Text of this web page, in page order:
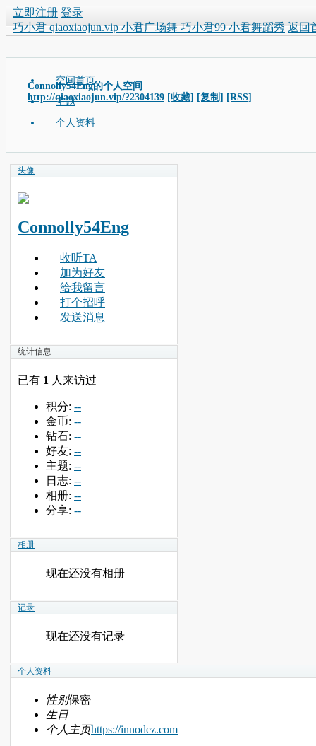
立即注册 登录
巧小君 qiaoxiaojun.vip 小君广场舞 巧小君99 小君舞蹈秀 返回
Connolly54Eng的个人空间
http://qiaoxiaojun.vip/?2304139 [收藏] [复制] [RSS]
空间首页
主题
个人资料
头像
Connolly54Eng
收听TA
加为好友
给我留言
打个招呼
发送消息
统计信息
已有 1 人来访过
积分: --
金币: --
钻石: --
好友: --
主题: --
日志: --
相册: --
分享: --
相册
现在还没有相册
记录
现在还没有记录
个人资料
性别保密
生日
个人主页https://innodez.com